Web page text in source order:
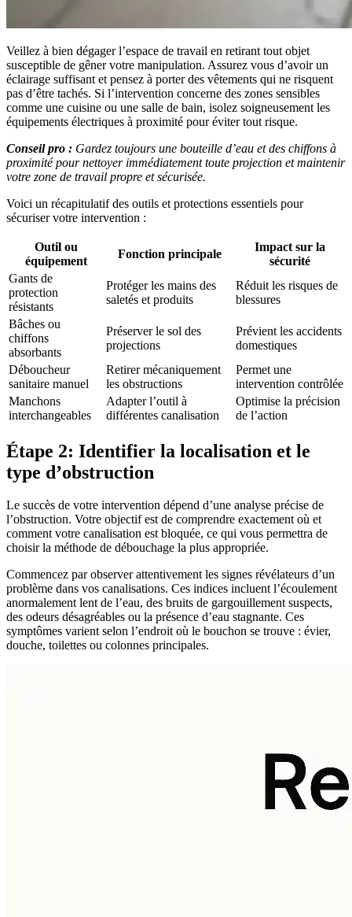
Veillez à bien dégager l’espace de travail en retirant tout objet
susceptible de gêner votre manipulation. Assurez vous d’avoir un
éclairage suffisant et pensez à porter des vêtements qui ne risquent
pas d’être tachés. Si l’intervention concerne des zones sensibles
comme une cuisine ou une salle de bain, isolez soigneusement les
équipements électriques à proximité pour éviter tout risque.
Conseil pro : Gardez toujours une bouteille d’eau et des chiffons à
proximité pour nettoyer immédiatement toute projection et maintenir
votre zone de travail propre et sécurisée.
Voici un récapitulatif des outils et protections essentiels pour
sécuriser votre intervention :
Outil ou
équipement
Fonction principale
Impact sur la
sécurité
Gants de
protection
résistants
Protéger les mains des
saletés et produits
Réduit les risques de
blessures
Bâches ou
chiffons
absorbants
Préserver le sol des
projections
Prévient les accidents
domestiques
Déboucheur
sanitaire manuel
Retirer mécaniquement
les obstructions
Permet une
intervention contrôlée
Manchons
interchangeables
Adapter l’outil à
différentes canalisation
Optimise la précision
de l’action
Étape 2: Identifier la localisation et le
type d’obstruction
Le succès de votre intervention dépend d’une analyse précise de
l’obstruction. Votre objectif est de comprendre exactement où et
comment votre canalisation est bloquée, ce qui vous permettra de
choisir la méthode de débouchage la plus appropriée.
Commencez par observer attentivement les signes révélateurs d’un
problème dans vos canalisations. Ces indices incluent l’écoulement
anormalement lent de l’eau, des bruits de gargouillement suspects,
des odeurs désagréables ou la présence d’eau stagnante. Ces
symptômes varient selon l’endroit où le bouchon se trouve : évier,
douche, toilettes ou colonnes principales.